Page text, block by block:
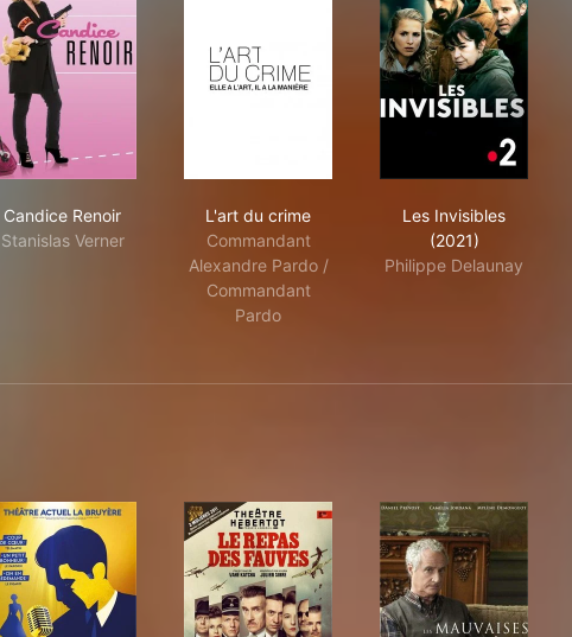
Candice Renoir
Stanislas Verner
L'art du crime
Commandant
Alexandre Pardo /
Commandant
Pardo
Les Invisibles
(2021)
Philippe Delaunay